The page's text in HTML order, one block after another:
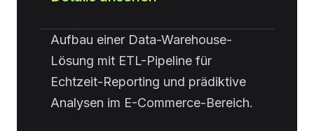
Aufbau einer Data-Warehouse-
Lösung mit ETL-Pipeline für
Echtzeit-Reporting und prädiktive
Analysen im E-Commerce-Bereich.